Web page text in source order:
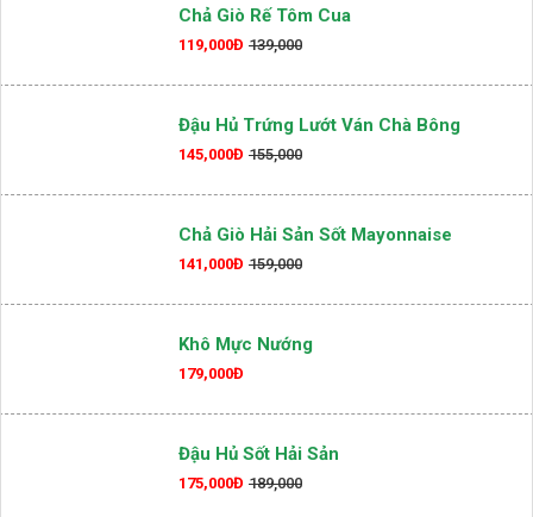
Chả Giò Rế Tôm Cua
119,000Đ 139,000
Đậu Hủ Trứng Lướt Ván Chà Bông
145,000Đ 155,000
Chả Giò Hải Sản Sốt Mayonnaise
141,000Đ 159,000
Khô Mực Nướng
179,000Đ
Đậu Hủ Sốt Hải Sản
175,000Đ 189,000